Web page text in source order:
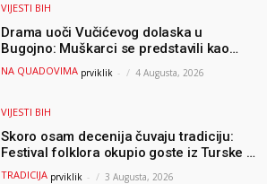
VIJESTI BIH
Drama uoči Vučićevog dolaska u
Bugojno: Muškarci se predstavili kao
osiguranje pa pobjegli u šumu
NA QUADOVIMA prviklik - 4 Augusta, 2026
VIJESTI BIH
Skoro osam decenija čuvaju tradiciju:
Festival folklora okupio goste iz Turske i
Albanije
TRADICIJA prviklik - 3 Augusta, 2026